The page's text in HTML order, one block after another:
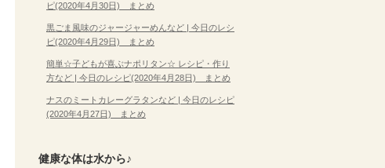
ピ(2020年4月30日) まとめ
黒ごま風味のジャージャーめんなど | 今日のレシ
ピ(2020年4月29日) まとめ
簡単☆子どもが喜ぶナポリタン☆ レシピ・作り
方など | 今日のレシピ(2020年4月28日) まとめ
ナスのミートカレーグラタンなど | 今日のレシピ
(2020年4月27日) まとめ
健康な体は水から♪